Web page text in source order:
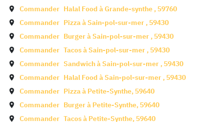
Commander Halal Food àGrande-synthe , 59760
Commander Pizza àSain-pol-sur-mer , 59430
Commander Burger àSain-pol-sur-mer , 59430
Commander Tacos àSain-pol-sur-mer , 59430
Commander Sandwich àSain-pol-sur-mer , 59430
Commander Halal Food àSain-pol-sur-mer , 59430
Commander Pizza à Petite-Synthe, 59640
Commander Burger à Petite-Synthe, 59640
Commander Tacos à Petite-Synthe, 59640